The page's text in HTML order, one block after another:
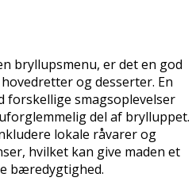
bryllupsmenu, er det en god
og desserter. En
forskellige smagsoplevelser
del af brylluppet.
lokale råvarer og
hvilket kan give maden et
bæredygtighed.